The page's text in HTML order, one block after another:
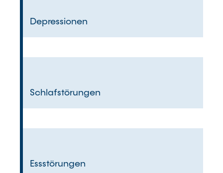
Depressionen
Schlafstörungen
Essstörungen